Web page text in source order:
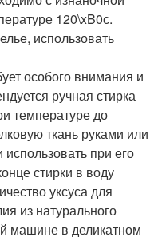
120\xB0с.
использовать
особого внимания и
ручная стирка
температуре до
ткань руками или
при его
стирки в воду
уксуса для
из натурального
машине в деликатном